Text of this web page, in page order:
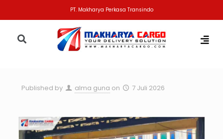
PT. Makharya Perkasa Transindo
Published by alma guna on 7 Juli 2026